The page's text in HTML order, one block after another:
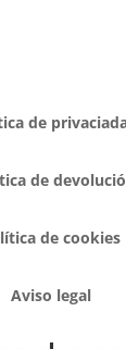
de
de
de cookies
Aviso legal